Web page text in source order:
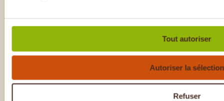
Tout autoriser
Autoriser la sélection
Refuser
07 63 36 43 21
SUIVEZ-NOUS